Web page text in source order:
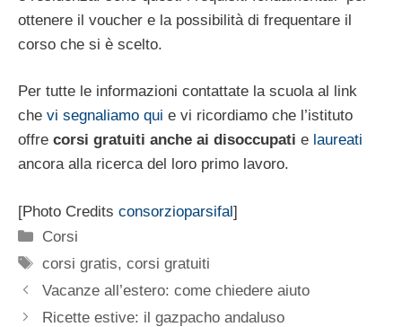
ottenere il voucher e la possibilità di frequentare il
corso che si è scelto.
Per tutte le informazioni contattate la scuola al link
che vi segnaliamo qui e vi ricordiamo che l’istituto
offre corsi gratuiti anche ai disoccupati e laureati
ancora alla ricerca del loro primo lavoro.
[Photo Credits consorzioparsifal]
Categorie
Corsi
Tag
corsi gratis,corsi gratuiti
Vacanze all’estero: come chiedere aiuto
Ricette estive: il gazpacho andaluso